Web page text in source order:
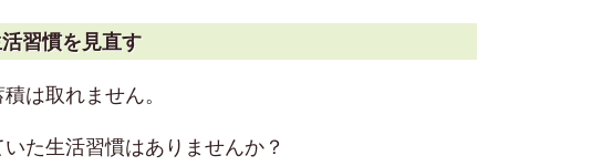
習慣を見直す
は取れません。
た生活習慣はありませんか？